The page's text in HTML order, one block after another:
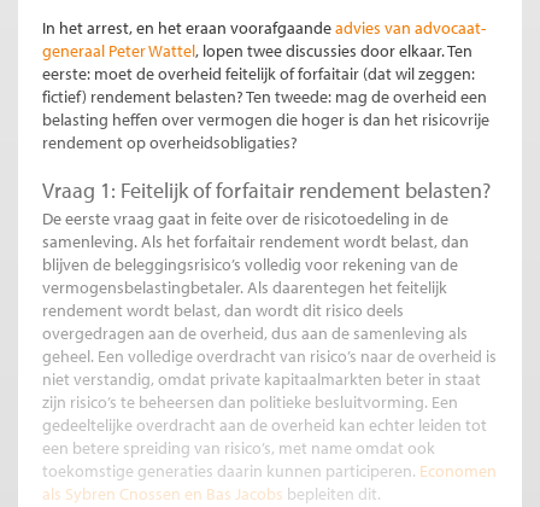
In het arrest, en het eraan voorafgaandeadvies van advocaat-
generaal Peter Wattel, lopen twee discussies door elkaar. Ten
eerste: moet de overheid feitelijk of forfaitair (dat wil zeggen:
fictief) rendement belasten? Ten tweede: mag de overheid een
belasting heffen over vermogen die hoger is dan het risicovrije
rendement op overheidsobligaties?
Vraag 1: Feitelijk of forfaitair rendement belasten?
De eerste vraag gaat in feite over de risicotoedeling in de
samenleving. Als het forfaitair rendement wordt belast, dan
blijven de beleggingsrisico’s volledig voor rekening van de
vermogensbelastingbetaler. Als daarentegen het feitelijk
rendement wordt belast, dan wordt dit risico deels
overgedragen aan de overheid, dus aan de samenleving als
geheel. Een volledige overdracht van risico’s naar de overheid is
niet verstandig, omdat private kapitaalmarkten beter in staat
zijn risico’s te beheersen dan politieke besluitvorming. Een
gedeeltelijke overdracht aan de overheid kan echter leiden tot
een betere spreiding van risico’s, met name omdat ook
toekomstige generaties daarin kunnen participeren. Economen
als Sybren Cnossen en Bas Jacobs bepleiten dit.